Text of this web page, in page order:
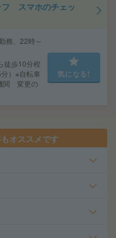
フ スマホのチェッ
務、22時～
徒歩10分程
）※自転車
関 変更の
気になる!
オススメです